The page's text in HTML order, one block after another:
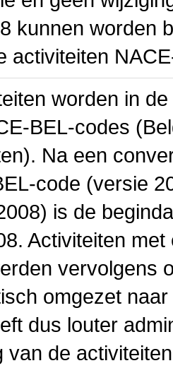
kunnen worden
activiteiten
worden in
BEL-codes
Na een
code (versie
is de
Activiteiten
vervolgens
omgezet
dus louter
van de